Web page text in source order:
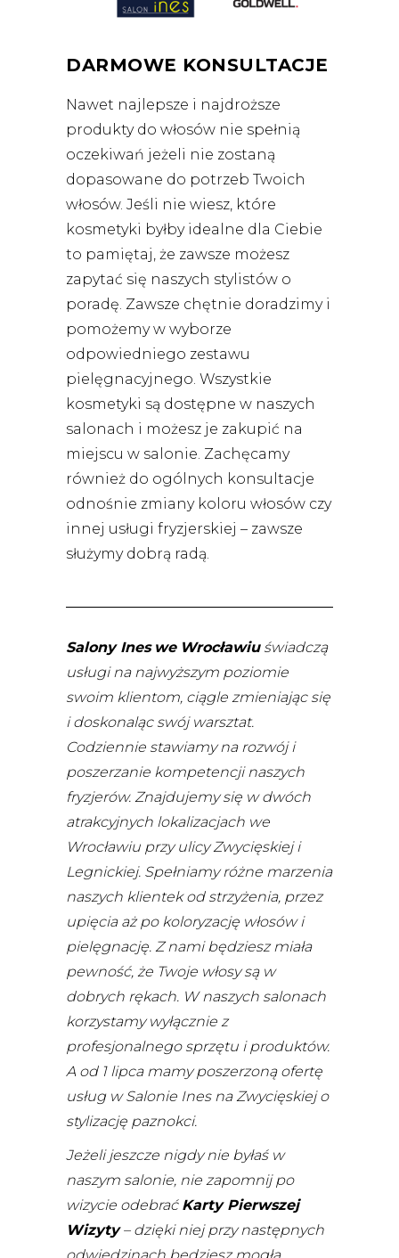
DARMOWE KONSULTACJE
Nawet najlepsze i najdroższe
produkty do włosów nie spełnią
oczekiwań jeżeli nie zostaną
dopasowane do potrzeb Twoich
włosów. Jeśli nie wiesz, które
kosmetyki byłby idealne dla Ciebie
to pamiętaj, że zawsze możesz
zapytać się naszych stylistów o
poradę. Zawsze chętnie doradzimy i
pomożemy w wyborze
odpowiedniego zestawu
pielęgnacyjnego. Wszystkie
kosmetyki są dostępne w naszych
salonach i możesz je zakupić na
miejscu w salonie. Zachęcamy
również do ogólnych konsultacje
odnośnie zmiany koloru włosów czy
innej usługi fryzjerskiej – zawsze
służymy dobrą radą.
Salony Ines we Wrocławiuświadczą
usługi na najwyższym poziomie
swoim klientom, ciągle zmieniając się
i doskonaląc swój warsztat.
Codziennie stawiamy na rozwój i
poszerzanie kompetencji naszych
fryzjerów. Znajdujemy się w dwóch
atrakcyjnych lokalizacjach we
Wrocławiu przy ulicy Zwycięskiej i
Legnickiej. Spełniamy różne marzenia
naszych klientek od strzyżenia, przez
upięcia aż po koloryzację włosów i
pielęgnację. Z nami będziesz miała
pewność, że Twoje włosy są w
dobrych rękach. W naszych salonach
korzystamy wyłącznie z
profesjonalnego sprzętu i produktów.
A od 1 lipca mamy poszerzoną ofertę
usług w Salonie Ines na Zwycięskiej o
stylizację paznokci.
Jeżeli jeszcze nigdy nie byłaś w
naszym salonie, nie zapomnij po
wizycie odebrać Karty Pierwszej
Wizyty– dzięki niej przy następnych